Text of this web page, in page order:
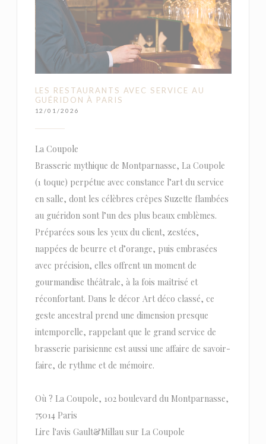
LES RESTAURANTS AVEC SERVICE AU
GUÉRIDON À PARIS
12/01/2026
La Coupole
Brasserie mythique de Montparnasse, La Coupole
(1 toque) perpétue avec constance l’art du service
en salle, dont les célèbres crêpes Suzette flambées
au guéridon sont l’un des plus beaux emblèmes.
Préparées sous les yeux du client, zestées,
nappées de beurre et d’orange, puis embrasées
avec précision, elles offrent un moment de
gourmandise théâtrale, à la fois maîtrisé et
réconfortant. Dans le décor Art déco classé, ce
geste ancestral prend une dimension presque
intemporelle, rappelant que le grand service de
brasserie parisienne est aussi une affaire de savoir-
faire, de rythme et de mémoire.
Où ? La Coupole, 102 boulevard du Montparnasse,
75014 Paris
Lire l'avis Gault&Millau sur La Coupole